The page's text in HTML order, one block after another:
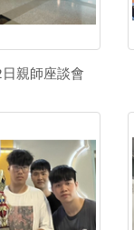
親師座談會